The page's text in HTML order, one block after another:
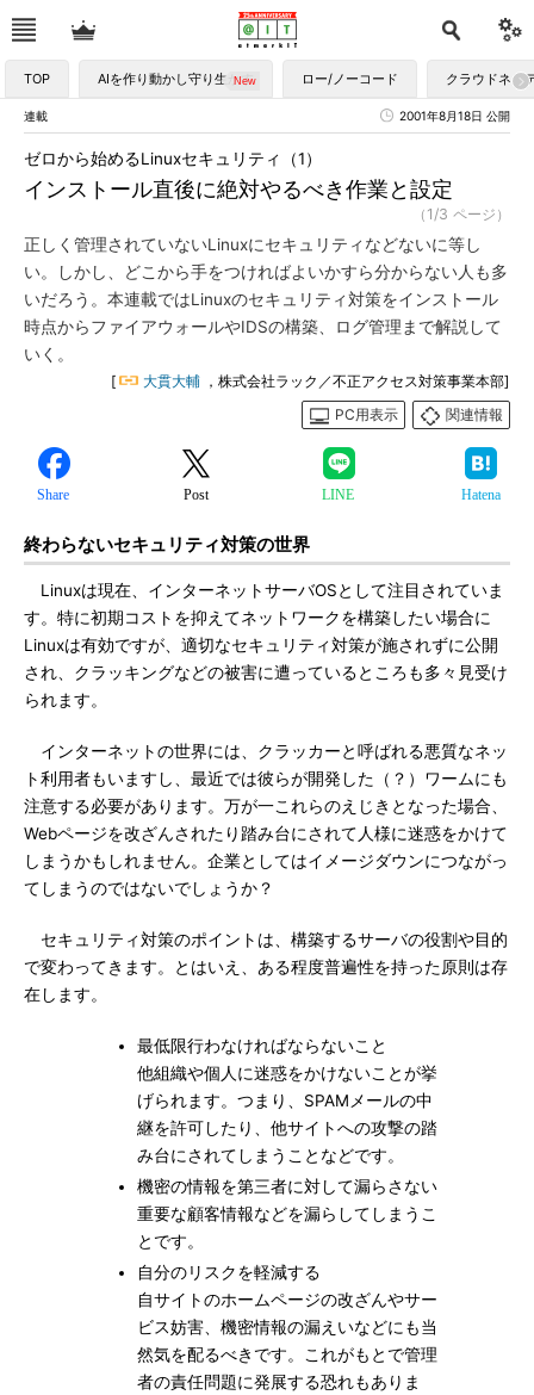
TOP AIを作り動かし守り生かす ロー/ノーコード クラウドネイ
連載 2001年8月18日 公開
インストール直後に絶対やるべき作業と設定
ゼロから始めるLinuxセキュリティ（1）
（1/3 ページ）
正しく管理されていないLinuxにセキュリティなどないに等し
い。しかし、どこから手をつければよいかすら分からない人も多
いだろう。本連載ではLinuxのセキュリティ対策をインストール
時点からファイアウォールやIDSの構築、ログ管理まで解説して
いく。
[ 大貫大輔 ，株式会社ラック／不正アクセス対策事業本部]
PC用表示
関連情報
Share Post LINE Hatena
終わらないセキュリティ対策の世界
Linuxは現在、インターネットサーバOSとして注目されていま
す。特に初期コストを抑えてネットワークを構築したい場合に
Linuxは有効ですが、適切なセキュリティ対策が施されずに公開
され、クラッキングなどの被害に遭っているところも多々見受け
られます。
インターネットの世界には、クラッカーと呼ばれる悪質なネッ
ト利用者もいますし、最近では彼らが開発した（？）ワームにも
注意する必要があります。万が一これらのえじきとなった場合、
Webページを改ざんされたり踏み台にされて人様に迷惑をかけて
しまうかもしれません。企業としてはイメージダウンにつながっ
てしまうのではないでしょうか？
セキュリティ対策のポイントは、構築するサーバの役割や目的
で変わってきます。とはいえ、ある程度普遍性を持った原則は存
在します。
最低限行わなければならないこと
他組織や個人に迷惑をかけないことが挙
げられます。つまり、SPAMメールの中
継を許可したり、他サイトへの攻撃の踏
み台にされてしまうことなどです。
機密の情報を第三者に対して漏らさない
重要な顧客情報などを漏らしてしまうこ
とです。
自分のリスクを軽減する
自サイトのホームページの改ざんやサー
ビス妨害、機密情報の漏えいなどにも当
然気を配るべきです。これがもとで管理
者の責任問題に発展する恐れもありま